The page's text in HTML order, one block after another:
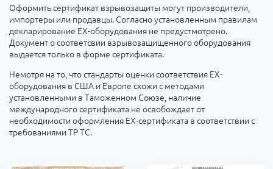
Оформить сертификат взрывозащиты могут производители,
импортеры или продавцы. Согласно установленным правилам
декларирование ЕХ-оборудования не предустмотрено.
Документ о соответсвии взрывозащищенного оборудования
выдается только в форме сертификата.
Немотря на то, что стандарты оценки соответствия ЕХ-
оборудования в США и Европе схожи с методами
установленными в Таможенном Союзе, наличие
международного сертификата не освобождает от
необходимости оформления ЕХ-сертификата в соответствии с
требованиями ТР ТС.